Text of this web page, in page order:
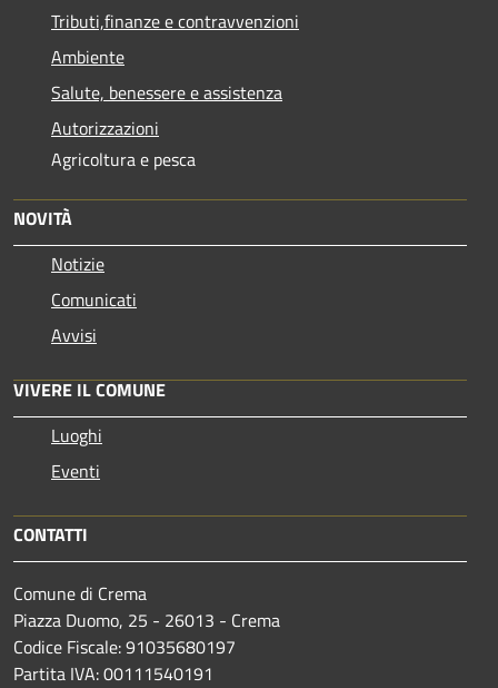
Tributi,finanze e contravvenzioni
Ambiente
Salute, benessere e assistenza
Autorizzazioni
Agricoltura e pesca
NOVITÀ
Notizie
Comunicati
Avvisi
VIVERE IL COMUNE
Luoghi
Eventi
CONTATTI
Comune di Crema
Piazza Duomo, 25 - 26013 - Crema
Codice Fiscale: 91035680197
Partita IVA: 00111540191